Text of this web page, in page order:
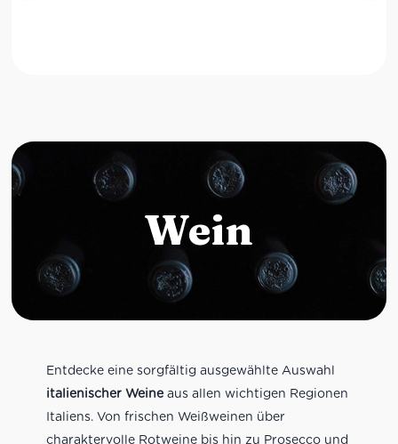
Wein
Entdecke eine sorgfältig ausgewählte Auswahl
italienischer Weineaus allen wichtigen Regionen
Italiens. Von frischen Weißweinen über
charaktervolle Rotweine bis hin zu Prosecco und